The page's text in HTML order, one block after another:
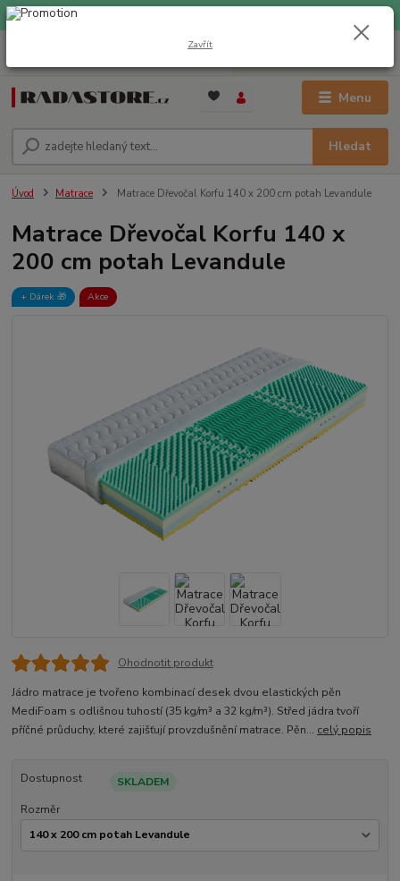
EXPRESNÍ DOPRAVA ZDARMA při nákupu nad 1000 Kč
Menu
Hledat
Úvod Matrace Matrace Dřevočal Korfu 140 x 200 cm potah Levandule
Matrace Dřevočal Korfu 140 x
200 cm potah Levandule
+ Dárek️ 🎁 Akce
Ohodnotit produkt
Jádro matrace je tvořeno kombinací desek dvou elastických pěn
MediFoam s odlišnou tuhostí (35 kg/m³ a 32 kg/m³). Střed jádra tvoří
příčné průduchy, které zajišťují provzdušnění matrace. Pěn... celý popis
Dostupnost
SKLADEM
Rozměr
Zavřít